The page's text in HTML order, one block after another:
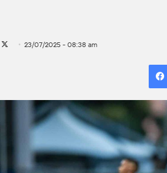
Follow23/07/2025 - 08:38 am